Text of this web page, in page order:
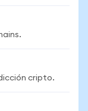
cripto.